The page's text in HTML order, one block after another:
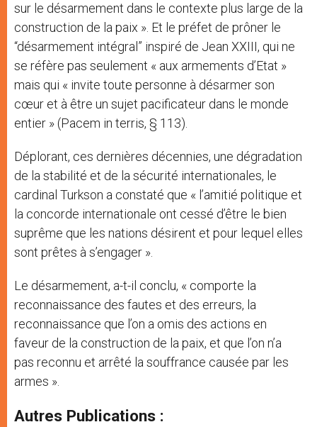
sur le désarmement dans le contexte plus large de la
construction de la paix ». Et le préfet de prôner le
“désarmement intégral” inspiré de Jean XXIII, qui ne
se réfère pas seulement « aux armements d’Etat »
mais qui « invite toute personne à désarmer son
cœur et à être un sujet pacificateur dans le monde
entier » (Pacem in terris, § 113).
Déplorant, ces dernières décennies, une dégradation
de la stabilité et de la sécurité internationales, le
cardinal Turkson a constaté que « l’amitié politique et
la concorde internationale ont cessé d’être le bien
suprême que les nations désirent et pour lequel elles
sont prêtes à s’engager ».
Le désarmement, a-t-il conclu, « comporte la
reconnaissance des fautes et des erreurs, la
reconnaissance que l’on a omis des actions en
faveur de la construction de la paix, et que l’on n’a
pas reconnu et arrêté la souffrance causée par les
armes ».
Autres Publications :